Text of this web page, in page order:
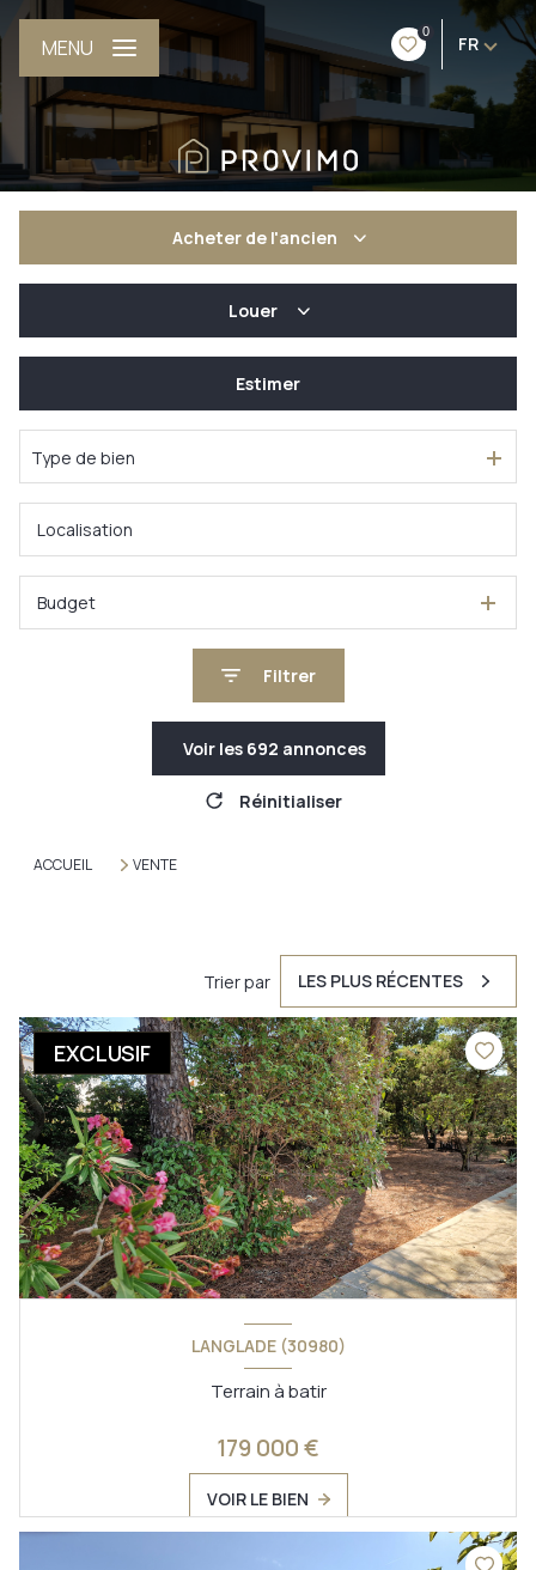
0
FR
MENU
Acheter de l'ancien
De l'immo pro
Louer
De l'immo pro
Estimer
Type de bien
Budget
Filtrer
Voir les 692 annonces
Réinitialiser
ACCUEIL VENTE
Trier par LES PLUS RÉCENTES
EXCLUSIF
LANGLADE (30980)
Terrain à batir
179 000 €
VOIR LE BIEN